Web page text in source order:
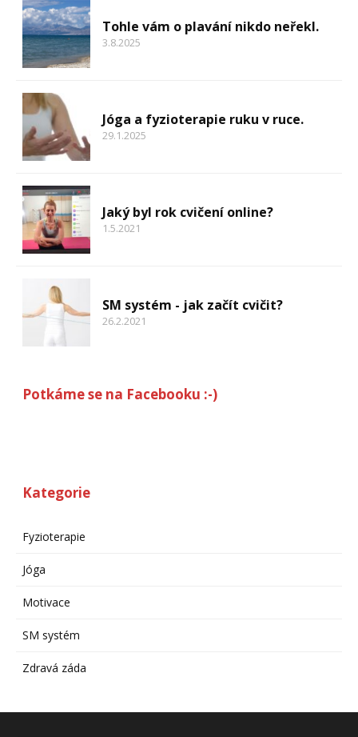
Tohle vám o plavání nikdo neřekl.
3.8.2025
Jóga a fyzioterapie ruku v ruce.
29.1.2025
Jaký byl rok cvičení online?
1.5.2021
SM systém - jak začít cvičit?
26.2.2021
Potkáme se na Facebooku :-)
Kategorie
Fyzioterapie
Jóga
Motivace
SM systém
Zdravá záda